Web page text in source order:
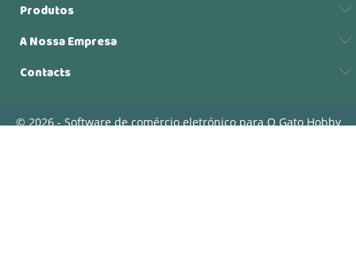
Produtos
A Nossa Empresa
Contacts
© 2026 - Software de comércio eletrónico para O Gato Hobby